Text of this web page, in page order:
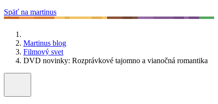
Späť na martinus
Martinus blog
Filmový svet
DVD novinky: Rozprávkové tajomno a vianočná romantika